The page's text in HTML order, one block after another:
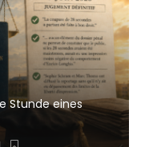
Stunde eines